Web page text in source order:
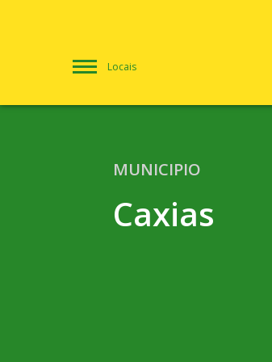
Locais
MUNICIPIO
Caxias